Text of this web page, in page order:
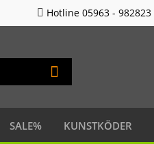
Hotline 05963 - 982823
SALE% KUNSTKÖDER